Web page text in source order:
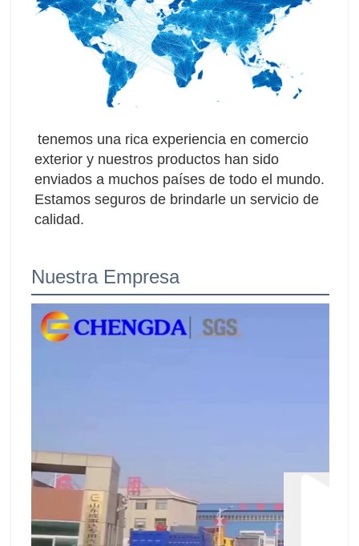
tenemos una rica experiencia en comercio
exterior y nuestros productos han sido
enviados a muchos países de todo el mundo.
Estamos seguros de brindarle un servicio de
calidad.
Nuestra Empresa